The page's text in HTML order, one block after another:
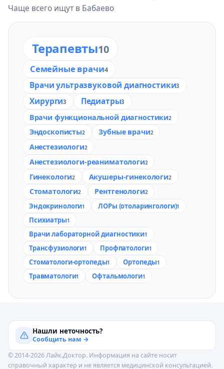
Чаще всего ищут в Бабаево
Терапевты10
Семейные врачи4
Врачи ультразвуковой диагностики3
Хирурги3 Педиатры3
Врачи функциональной диагностики2
Эндоскописты2 Зубные врачи2
Анестезиологи2
Анестезиологи-реаниматологи2
Гинекологи2 Акушеры-гинекологи2
Стоматологи2 Рентгенологи2
Эндокринологи1 ЛОРы (отоларингологи)1
Психиатры1
Врачи лабораторной диагностики1
Трансфузиологи1 Профпатологи1
Стоматологи-ортопеды1 Ортопеды1
Травматологи1 Офтальмологи1
Нашли неточность?
Сообщить нам →
© 2014-2026 Лайк.Доктор. Информация на сайте носит
справочный характер и не является медицинской консультацией.